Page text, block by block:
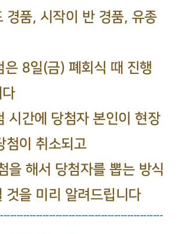
경품, 시작이 반 경품, 유종
8일(금) 폐회식 때 진행
간에 당첨자 본인이 현장
첨이 취소되고
해서 당첨자를 뽑는 방식
것을 미리 알려드립니다